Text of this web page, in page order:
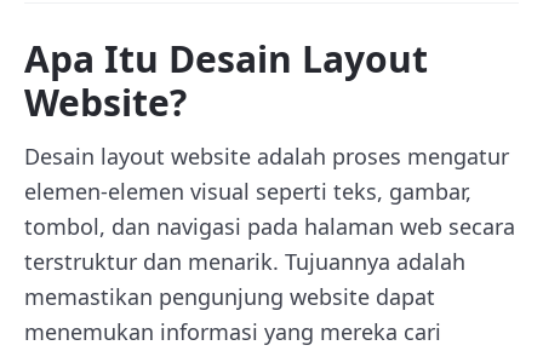
Apa Itu Desain Layout
Website?
Desain layout website adalah proses mengatur
elemen-elemen visual seperti teks, gambar,
tombol, dan navigasi pada halaman web secara
terstruktur dan menarik. Tujuannya adalah
memastikan pengunjung website dapat
menemukan informasi yang mereka cari